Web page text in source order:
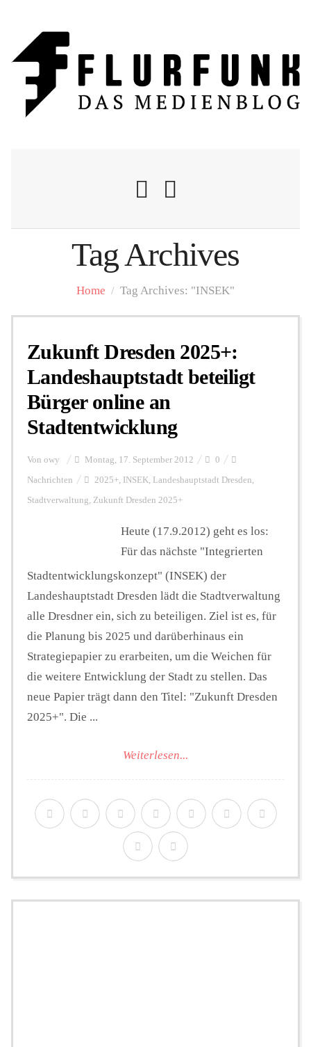
Nachrichten
Flurschelte
Personalien
Hintergrund
FUNKTURM-Beiträge
Seminare
Unterstützen
Tag Archives
Home / Tag Archives: "INSEK"
Zukunft Dresden 2025+:
Landeshauptstadt beteiligt
Bürger online an
Stadtentwicklung
Von owy Montag, 17. September 2012 0
Nachrichten 2025+, INSEK, Landeshauptstadt Dresden,
Stadtverwaltung, Zukunft Dresden 2025+
Heute (17.9.2012) geht es los:
Für das nächste "Integrierten
Stadtentwicklungskonzept" (INSEK) der
Landeshauptstadt Dresden lädt die Stadtverwaltung
alle Dresdner ein, sich zu beteiligen. Ziel ist es, für
die Planung bis 2025 und darüberhinaus ein
Strategiepapier zu erarbeiten, um die Weichen für
die weitere Entwicklung der Stadt zu stellen. Das
neue Papier trägt dann den Titel: "Zukunft Dresden
2025+". Die ...
Weiterlesen...